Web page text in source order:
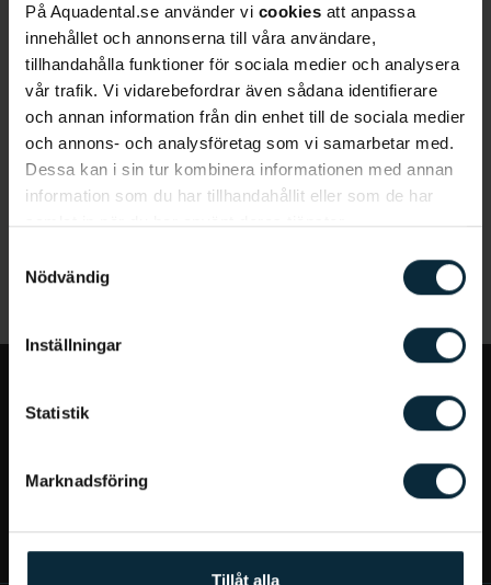
På Aquadental.se använder vi cookies att anpassa
innehållet och annonserna till våra användare,
tillhandahålla funktioner för sociala medier och analysera
vår trafik. Vi vidarebefordrar även sådana identifierare
och annan information från din enhet till de sociala medier
och annons- och analysföretag som vi samarbetar med.
Dessa kan i sin tur kombinera informationen med annan
information som du har tillhandahållit eller som de har
samlat in när du har använt deras tjänster.
Nödvändig
Inställningar
Statistik
Marknadsföring
Tillåt alla
Jag vill...
Bra att veta
Mer om Aqua Dental